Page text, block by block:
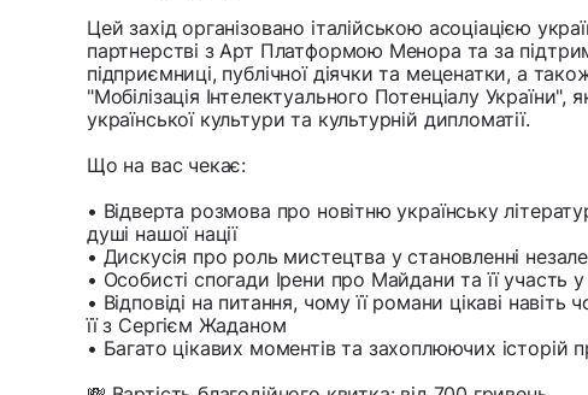
Цей захід організовано італійською асоціацією
партнерстві з Арт Платформою Менора та за
підприємниці, публічної діячки та меценатки, а
"Мобілізація Інтелектуального Потенціалу України",
української культури та культурній дипломатії.
Що на вас чекає:
• Відверта розмова про новітню українську
душі нашої нації
• Дискусія про роль мистецтва у становленні
• Особисті спогади Ірени про Майдани та її участь
• Відповіді на питання, чому її романи цікаві
її з Сергієм Жаданом
• Багато цікавих моментів та захоплюючих історій